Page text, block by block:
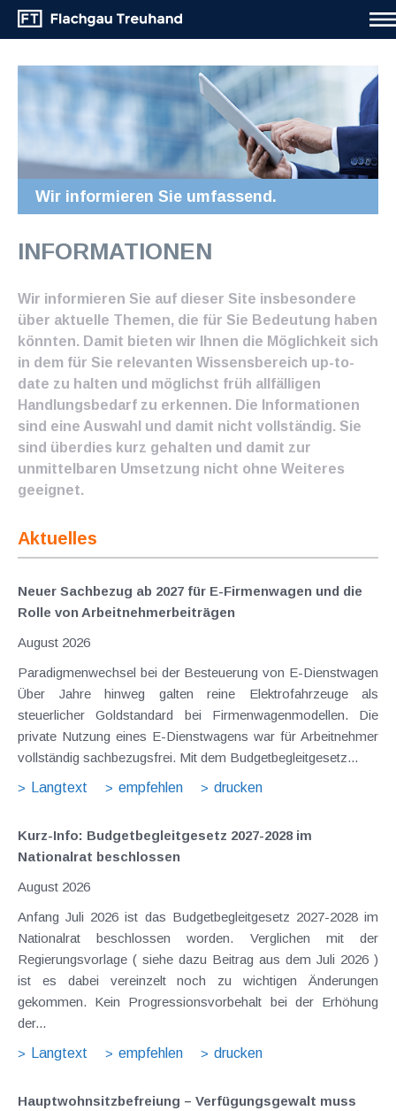
Wir informieren Sie umfassend.
INFORMATIONEN
Wir informieren Sie auf dieser Site insbesondere
über aktuelle Themen, die für Sie Bedeutung haben
könnten. Damit bieten wir Ihnen die Möglichkeit sich
in dem für Sie relevanten Wissensbereich up-to-
date zu halten und möglichst früh allfälligen
Handlungsbedarf zu erkennen. Die Informationen
sind eine Auswahl und damit nicht vollständig. Sie
sind überdies kurz gehalten und damit zur
unmittelbaren Umsetzung nicht ohne Weiteres
geeignet.
Aktuelles
Neuer Sachbezug ab 2027 für E-Firmenwagen und die
Rolle von Arbeitnehmer​­beiträgen
August 2026
Paradigmenwechsel bei der Besteuerung von E-Dienstwagen
Über Jahre hinweg galten reine Elektrofahrzeuge als
steuerlicher Goldstandard bei Firmenwagenmodellen. Die
private Nutzung eines E-Dienstwagens war für Arbeitnehmer
vollständig sachbezugsfrei. Mit dem Budgetbegleitgesetz...
Langtext
empfehlen drucken
Kurz-Info: Budgetbegleitgesetz 2027-2028 im
Nationalrat beschlossen
August 2026
Anfang Juli 2026 ist das Budgetbegleitgesetz 2027-2028 im
Nationalrat beschlossen worden. Verglichen mit der
Regierungsvorlage ( siehe dazu Beitrag aus dem Juli 2026 )
ist es dabei vereinzelt noch zu wichtigen Änderungen
gekommen. Kein Progressionsvorbehalt bei der Erhöhung
der...
Langtext
empfehlen drucken
Hauptwohnsitz​­befreiung – Verfügungsgewalt muss